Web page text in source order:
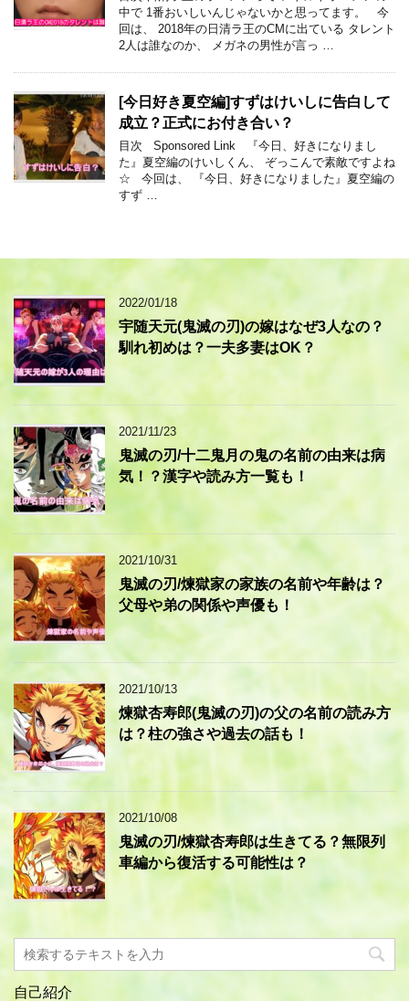
中で 1番おいしいんじゃないかと思ってます。 今
回は、 2018年の日清ラ王のCMに出ている タレント
2人は誰なのか、 メガネの男性が言っ …
[今日好き夏空編]すずはけいしに告白して
成立？正式にお付き合い？
目次 Sponsored Link 『今日、好きになりまし
た』夏空編のけいしくん、 ぞっこんで素敵ですよね
☆ 今回は、 『今日、好きになりました』夏空編の
すず …
2022/01/18
宇随天元(鬼滅の刃)の嫁はなぜ3人なの？
馴れ初めは？一夫多妻はOK？
2021/11/23
鬼滅の刃/十二鬼月の鬼の名前の由来は病
気！？漢字や読み方一覧も！
2021/10/31
鬼滅の刃/煉獄家の家族の名前や年齢は？
父母や弟の関係や声優も！
2021/10/13
煉獄杏寿郎(鬼滅の刃)の父の名前の読み方
は？柱の強さや過去の話も！
2021/10/08
鬼滅の刃/煉獄杏寿郎は生きてる？無限列
車編から復活する可能性は？
自己紹介